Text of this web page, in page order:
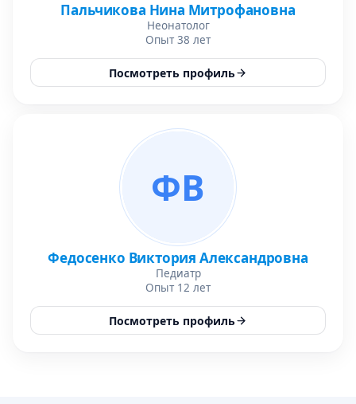
Пальчикова Нина Митрофановна
Неонатолог
Опыт 38 лет
Посмотреть профиль
ФВ
Федосенко Виктория Александровна
Педиатр
Опыт 12 лет
Посмотреть профиль